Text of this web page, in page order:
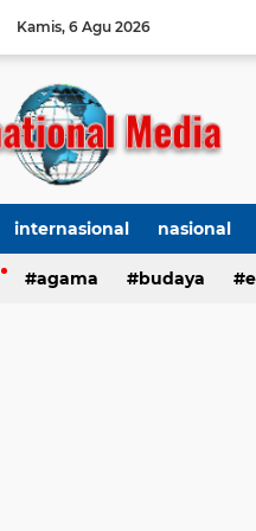
Kamis 6 Agu 2026
internasional nasional
TNI-Polri Organisasi
agama budaya